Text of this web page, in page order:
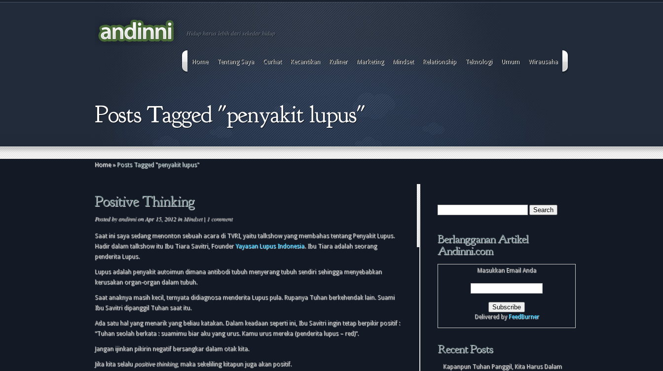
Hidup harus lebih dari sekedar hidup
Home Tentang Saya Curhat Kecantikan Kuliner Marketing Mindset Relationship Teknologi Umum Wirausaha
Posts Tagged "penyakit lupus"
Home »Posts Tagged "penyakit lupus"
Positive Thinking
Posted byandinnion Apr 15, 2012 inMindset| 1 comment
Saat ini saya sedang menonton sebuah acara di TVRI, yaitu talkshow yang membahas tentang Penyakit Lupus.
Hadir dalam talkshow itu Ibu Tiara Savitri, FounderYayasan Lupus Indonesia. Ibu Tiara adalah seorang
penderita Lupus.
Lupus adalah penyakit autoimun dimana antibodi tubuh menyerang tubuh sendiri sehingga menyebabkan
kerusakan organ-organ dalam tubuh.
Saat anaknya masih kecil, ternyata didiagnosa menderita Lupus pula. Rupanya Tuhan berkehendak lain. Suami
Ibu Savitri dipanggil Tuhan saat itu.
Ada satu hal yang menarik yang beliau katakan. Dalam keadaan seperti ini, Ibu Savitri ingin tetap berpikir positif :
“Tuhan seolah berkata : suamimu biar aku yang urus. Kamu urus mereka (penderita lupus – red)”.
Jangan ijinkan pikirin negatif bersangkar dalam otak kita.
Jika kita selalu positive thinking, maka sekeliling kitapun juga akan positif.
Berlangganan Artikel
Andinni.com
Masukkan Email Anda
Delivered byFeedBurner
Recent Posts
Kapanpun Tuhan Panggil, Kita Harus Dalam